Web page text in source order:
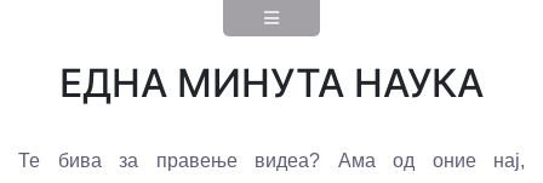
ЕДНА МИНУТА НАУКА
Те бива за правење видеа? Ама од оние нај,